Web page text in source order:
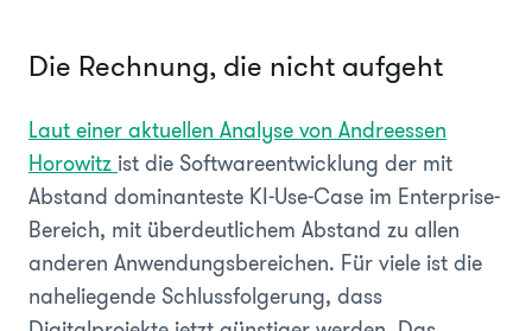
Die Rechnung, die nicht aufgeht
Laut einer aktuellen Analyse von Andreessen
Horowitz ist die Softwareentwicklung der mit
Abstand dominanteste KI-Use-Case im Enterprise-
Bereich, mit überdeutlichem Abstand zu allen
anderen Anwendungsbereichen. Für viele ist die
naheliegende Schlussfolgerung, dass